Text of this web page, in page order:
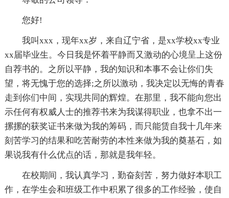
您好!
我叫xxx，现年xx岁，来自辽宁省，是xx学校xx专业
xx届毕业生。今日我是怀着平静而又激动的心境呈上这份
自荐书的。之所以平静，我的知识和本事不会让你们失
望，将无愧于您的选择;之所以激动，我决定以无悔的青春
走到你们中间，实现共同的辉煌。在那里，我不能向您出
示任何有权威人士的推荐书来为我谋得职业，也拿不出一
摞摞的获奖证书来做为我的筹码，而只能赁自我十几年来
刻苦学习的结果和吃苦耐劳的本性来做为我的奠基石，如
果说我有什么优点的话，那就是我年轻。
在校期间，我认真学习，勤奋刻苦，努力做好本职工
作，在学生会和班级工作中积累了很多的工作经验，使自